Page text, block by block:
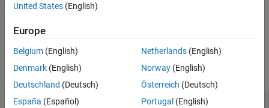
Version History
Examples
expand all
Array access with tainted index
United States (English)
Europe
Belgium (English)
Denmark (English)
Deutschland (Deutsch)
España (Español)
Netherlands(English)
Norway(English)
Österreich (Deutsch)
Portugal (English)